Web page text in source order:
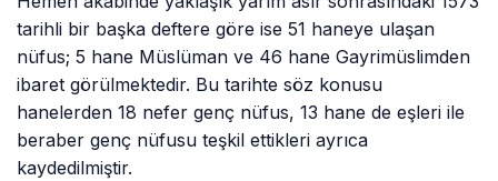
tarihli bir başka deftere göre ise 51 haneye ulaşan
nüfus; 5 hane Müslüman ve 46 hane Gayrimüslimden
ibaret görülmektedir. Bu tarihte söz konusu
hanelerden 18 nefer genç nüfus, 13 hane de eşleri ile
beraber genç nüfusu teşkil ettikleri ayrıca
kaydedilmiştir.